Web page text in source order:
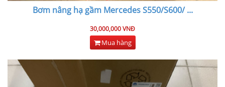
Bơm nâng hạ gầm Mercedes S550/S600/...
30,000,000 VNĐ
Mua hàng